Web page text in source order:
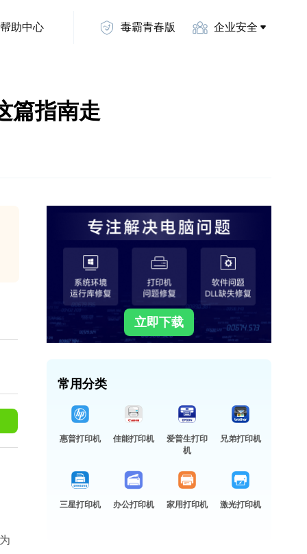
帮助中心 毒霸青春版 企业安全
篇指南走
立即下载
常用分类
惠普打印机 佳能打印机
爱普生打印
机
兄弟打印机
三星打印机 办公打印机 家用打印机 激光打印机